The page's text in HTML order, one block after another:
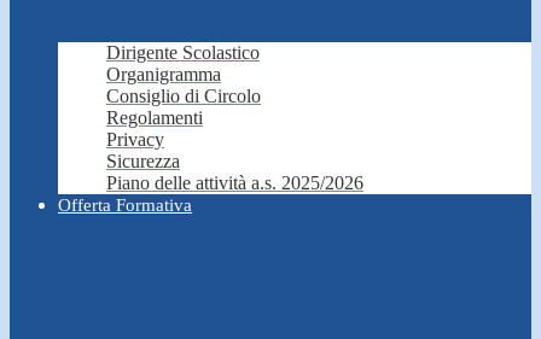
Dirigente Scolastico
Organigramma
Consiglio di Circolo
Regolamenti
Privacy
Sicurezza
Piano delle attività a.s. 2025/2026
Offerta Formativa